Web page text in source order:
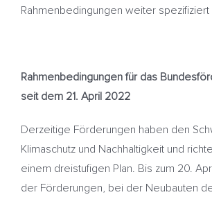
Rahmenbedingungen weiter spezifiziert
Rahmenbedingungen für das
seit dem 21. April 2022
Derzeitige Förderungen haben den
Klimaschutz und Nachhaltigkeit und
einem dreistufigen Plan. Bis zum 20.
der Förderungen, bei der Neubauten